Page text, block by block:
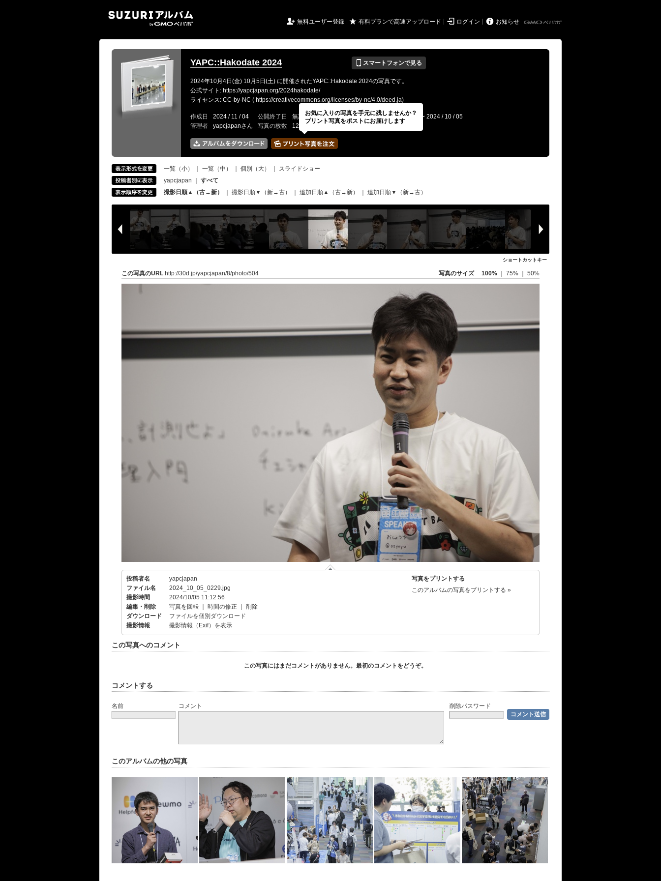
 無料ユーザー登録 ★ 有料プランで高速アップロード  ログイン  お知らせ
YAPC::Hakodate 2024 📱 スマートフォンで見る
2024年10月4日(金) 10月5日(土) に開催されたYAPC::Hakodate 2024の写真です。
公式サイト: https://yapcjapan.org/2024hakodate/
ライセンス: CC-by-NC ( https://creativecommons.org/licenses/by-nc/4.0/deed.ja)
作成日 2024 / 11 / 04 公開終了日 無期限 イベントの期間
2024 / 10 / 04 〜 2024 / 10 / 05
管理者
yapcjapanさん 写真の枚数 1216 / 2000枚
一覧（小） 一覧（中） 個別（大）
スライドショー
yapcjapan
すべて
撮影日順▲（古→新）
撮影日順▼（新→古） 追加日順▲（古→新） 追加日順▼（新→古）
ショートカットキー
この写真のURL http://30d.jp/yapcjapan/8/photo/504 写真のサイズ 100% 75% 50%
投稿者名
yapcjapan
ファイル名
2024_10_05_0229.jpg
撮影時間
2024/10/05 11:12:56
編集・削除
写真を回転 時間の修正
削除
ダウンロード
ファイルを個別ダウンロード
撮影情報
撮影情報（Exif）を表示
写真をプリントする
このアルバムの写真をプリントする »
この写真へのコメント
この写真にはまだコメントがありません。最初のコメントをどうぞ。
コメントする
名前 コメント 削除パスワード
このアルバムの他の写真
お気に入りの写真を手元に残しませんか？
プリント写真をポストにお届けします